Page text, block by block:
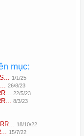
mục:
1/1/25
26/8/23
22/5/23
8/3/23
18/10/22
15/7/22